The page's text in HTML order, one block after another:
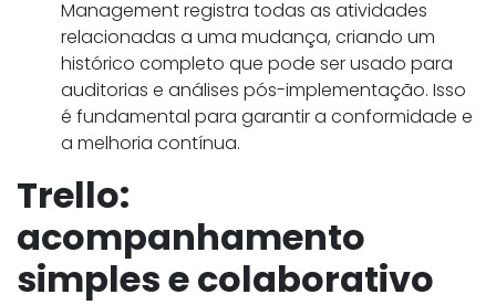
Management registra todas as atividades
relacionadas a uma mudança, criando um
histórico completo que pode ser usado para
auditorias e análises pós-implementação. Isso
é fundamental para garantir a conformidade e
a melhoria contínua.
Trello:
acompanhamento
simples e colaborativo